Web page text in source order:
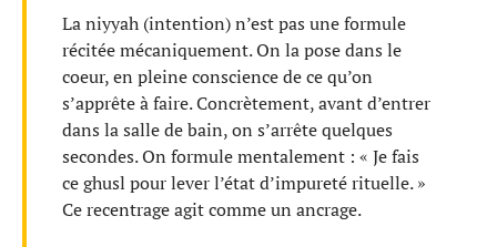
La niyyah (intention) n’est pas une formule
récitée mécaniquement. On la pose dans le
coeur, en pleine conscience de ce qu’on
s’apprête à faire. Concrètement, avant d’entrer
dans la salle de bain, on s’arrête quelques
secondes. On formule mentalement : « Je fais
ce ghusl pour lever l’état d’impureté rituelle. »
Ce recentrage agit comme un ancrage.